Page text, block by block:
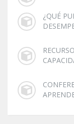
¿QUÉ